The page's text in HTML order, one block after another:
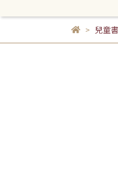
兒童書